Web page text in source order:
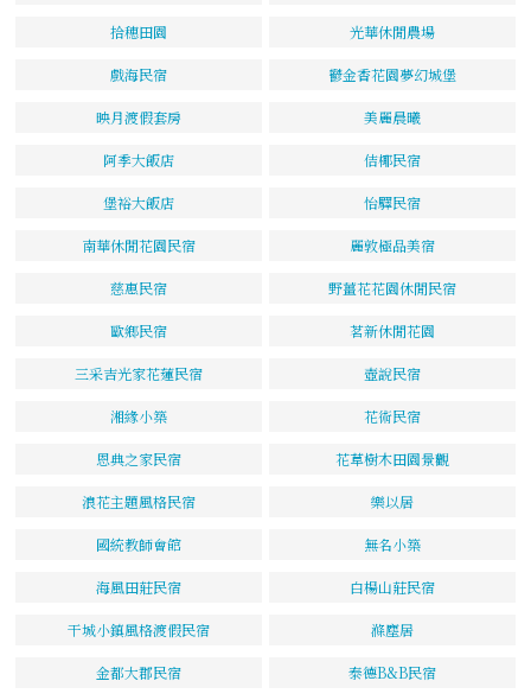
拾穗田園 光華休閒農場
戲海民宿 鬱金香花園夢幻城堡
映月渡假套房 美麗晨曦
阿季大飯店 佶椰民宿
堡裕大飯店 怡驛民宿
南華休閒花園民宿 麗敦極品美宿
慈惠民宿 野薑花花園休閒民宿
歐鄉民宿 茗新休閒花園
三采吉光家花蓮民宿 壺說民宿
湘緣小築 花術民宿
恩典之家民宿 花草樹木田園景觀
浪花主題風格民宿 樂以居
國統教師會館 無名小築
海風田莊民宿 白楊山莊民宿
干城小鎮風格渡假民宿 滌塵居
金都大郡民宿 泰德B&B民宿